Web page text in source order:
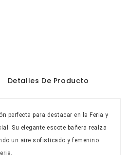
Detalles De Producto
perfecta para destacar en la Feria y
. Su elegante escote bañera realza
un aire sofisticado y femenino
.